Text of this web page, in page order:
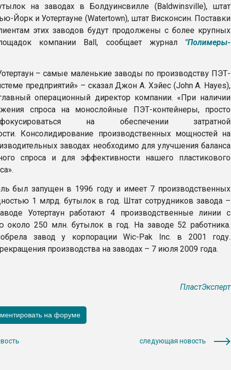
на заводах в Болдуинсвилле (Baldwinsville), штат
Йорк и Уотертауне (Watertown), штат Висконсин. Поставки
этих заводов будут продолжены с более крупных
компании Ball, сообщает журнал "Полимеры-
– самые маленькие заводы по производству ПЭТ-
предприятий» – сказал Джон А. Хэйес (John A. Hayes),
операционный директор компании. «При наличии
спроса на монослойные ПЭТ-контейнеры, просто
на обеспечении затратной
Консолидирование производственных мощностей на
заводах необходимо для улучшения баланса
спроса и для эффективности нашего пластикового
был запущен в 1996 году и имеет 7 производственных
1 млрд. бутылок в год. Штат сотрудников завода –
Уотертаун работают 4 производственные линии с
около 250 млн. бутылок в год. На заводе 52 работника.
завод у корпорации Wic-Pak Inc. в 2001 году.
производства на заводах – 7 июля 2009 года.
ПластЭксперт
следующая новость